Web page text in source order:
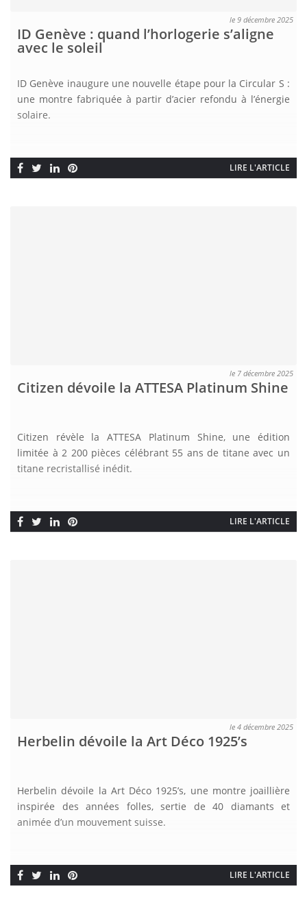
le 9 décembre 2025
ID Genève : quand l’horlogerie s’aligne
avec le soleil
ID Genève inaugure une nouvelle étape pour la Circular S :
une montre fabriquée à partir d’acier refondu à l’énergie
solaire.
LIRE L'ARTICLE
le 7 décembre 2025
Citizen dévoile la ATTESA Platinum Shine
Citizen révèle la ATTESA Platinum Shine, une édition
limitée à 2 200 pièces célébrant 55 ans de titane avec un
titane recristallisé inédit.
LIRE L'ARTICLE
le 4 décembre 2025
Herbelin dévoile la Art Déco 1925’s
Herbelin dévoile la Art Déco 1925’s, une montre joaillière
inspirée des années folles, sertie de 40 diamants et
animée d’un mouvement suisse.
LIRE L'ARTICLE